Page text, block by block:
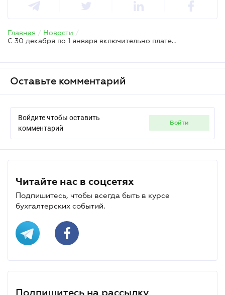
Главная / Новости /
С 30 декабря по 1 января включительно плательщики не смогут платить налоговые платежи и ЕСВ – ГНС
Оставьте комментарий
Войдите чтобы оставить
комментарий
войти
Читайте нас в соцсетях
Подпишитесь, чтобы всегда быть в курсе
бухгалтерских событий.
Подпишитесь на рассылку